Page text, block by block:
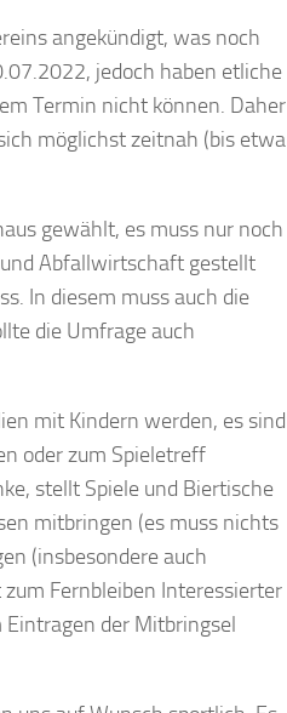
angekündigt, was noch
jedoch haben etliche
Termin nicht können. Daher
möglichst zeitnah (bis etwa
gewählt, es muss nur noch
Abfallwirtschaft gestellt
In diesem muss auch die
die Umfrage auch
mit Kindern werden, es sind
oder zum Spieletreff
stellt Spiele und Biertische
mitbringen (es muss nichts
(insbesondere auch
Fernbleiben Interessierter
der Mitbringsel